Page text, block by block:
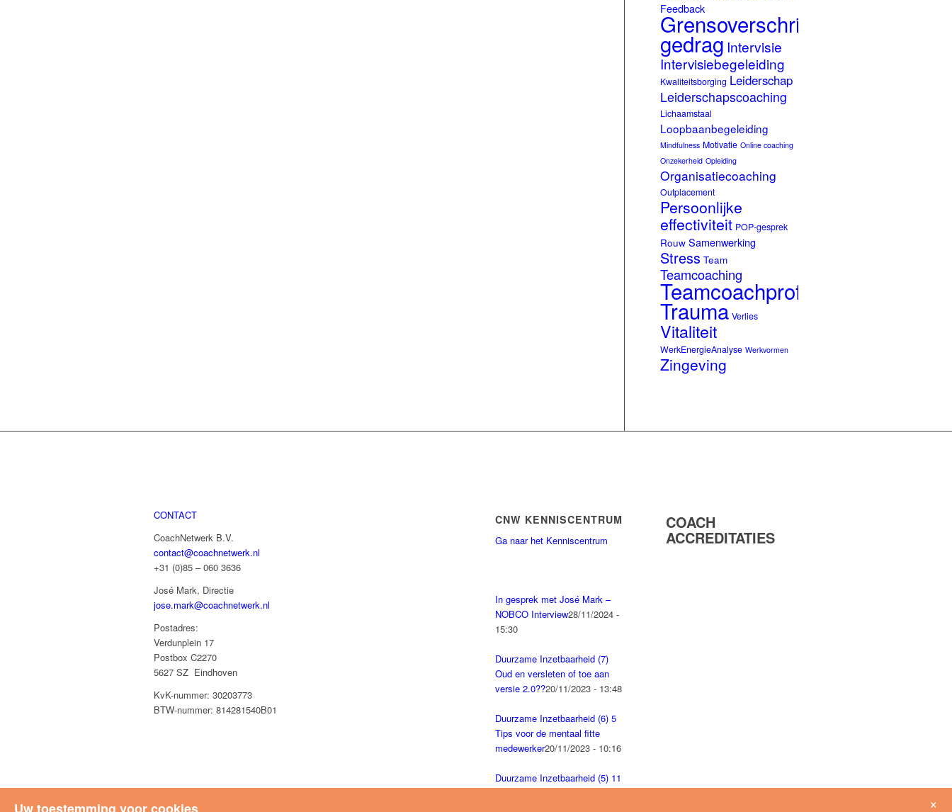
Feedback
Grensoverschrijdend
gedrag Intervisie
Intervisiebegeleiding
Kwaliteitsborging Leiderschap
Leiderschapscoaching
Lichaamstaal
Loopbaanbegeleiding
Mindfulness Motivatie Online coaching
Onzekerheid Opleiding
Organisatiecoaching
Outplacement
Persoonlijke
effectiviteit POP-gesprek
Rouw Samenwerking
Stress Team
Teamcoaching
Teamcoachprofessionals
Trauma Verlies
Vitaliteit
WerkEnergieAnalyse Werkvormen
Zingeving
CONTACT
CoachNetwerk B.V.
contact@coachnetwerk.nl
+31 (0)85 – 060 3636
José Mark, Directie
jose.mark@coachnetwerk.nl
Postadres:
Verdunplein 17
Postbox C2270
5627 SZ Eindhoven
KvK-nummer: 30203773
BTW-nummer: 814281540B01
CNW KENNISCENTRUM
Ga naar het Kenniscentrum
In gesprek met José Mark –
NOBCO Interview28/11/2024 -
15:30
Duurzame Inzetbaarheid (7)
Oud en versleten of toe aan
versie 2.0??20/11/2023 - 13:48
Duurzame Inzetbaarheid (6) 5
Tips voor de mentaal fitte
medewerker20/11/2023 - 10:16
Duurzame Inzetbaarheid (5) 11
Handige tips voor
COACH
ACCREDITATIES
×